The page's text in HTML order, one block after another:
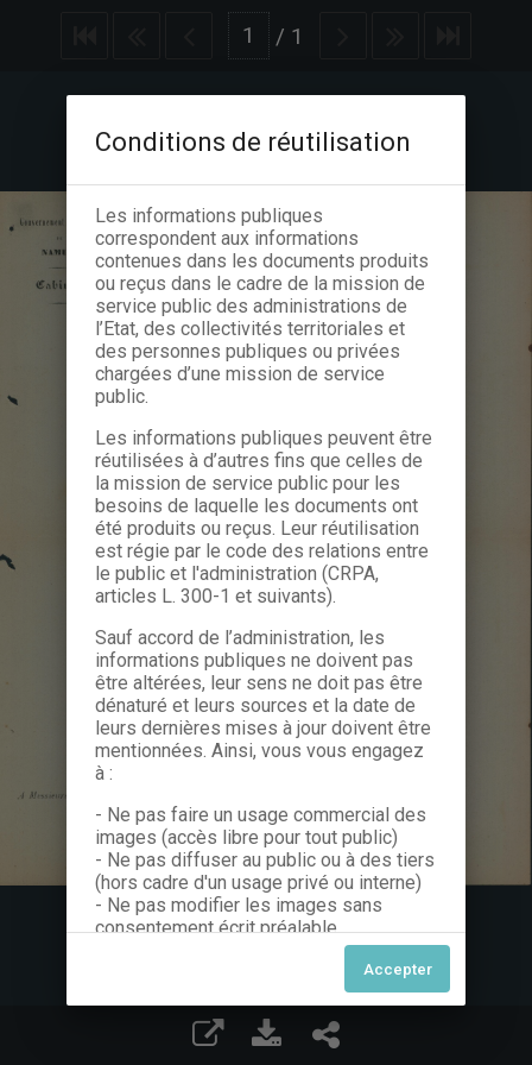
/ 1
Conditions de réutilisation
Les informations publiques
correspondent aux informations
contenues dans les documents produits
ou reçus dans le cadre de la mission de
service public des administrations de
l’Etat, des collectivités territoriales et
des personnes publiques ou privées
chargées d’une mission de service
public.
Les informations publiques peuvent être
réutilisées à d’autres fins que celles de
la mission de service public pour les
besoins de laquelle les documents ont
été produits ou reçus. Leur réutilisation
est régie par le code des relations entre
le public et l'administration (CRPA,
articles L. 300-1 et suivants).
Sauf accord de l’administration, les
informations publiques ne doivent pas
être altérées, leur sens ne doit pas être
dénaturé et leurs sources et la date de
leurs dernières mises à jour doivent être
mentionnées. Ainsi, vous vous engagez
à :
- Ne pas faire un usage commercial des
images (accès libre pour tout public)
- Ne pas diffuser au public ou à des tiers
(hors cadre d'un usage privé ou interne)
- Ne pas modifier les images sans
consentement écrit préalable
Dans le cas contraire, nous vous invitons
à nous contacter afin de solliciter le type
de Licence souhaitée parmi celles
proposées et le cas échéant, acquitter